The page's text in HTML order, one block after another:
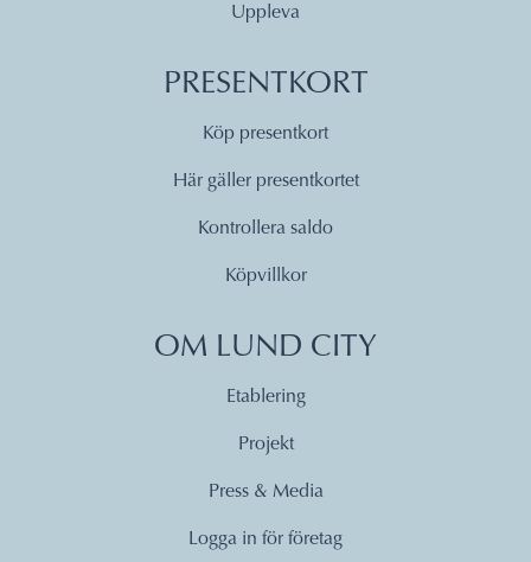
Uppleva
PRESENTKORT
Köp presentkort
Här gäller presentkortet
Kontrollera saldo
Köpvillkor
OM LUND CITY
Etablering
Projekt
Press & Media
Logga in för företag